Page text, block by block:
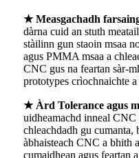
★ Measgachadh
dàrna cuid an stuth
stàilinn gun staoin msaa
agus PMMA msaa a
CNC gus na feartan sàr-
prototypes crìochnaichte
★ Àrd Tolerance agus
uidheamachd inneal CNC
chleachdadh gu cumanta,
àbhaisteach CNC a bhith
cumaidhean agus feartan